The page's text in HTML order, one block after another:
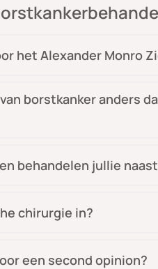
het Alexander Monro
borstkanker anders
behandelen jullie
chirurgie in?
een second opinion?